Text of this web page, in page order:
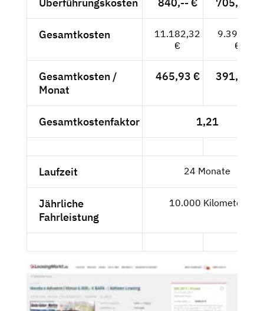
Gesamtkosten
11.182,32
€
9.396,91
€
Gesamtkosten /
Monat
465,93 € 391,54 €
Gesamtkostenfaktor 1,21
Laufzeit 24 Monate
Jährliche
Fahrleistung
10.000 Kilometer